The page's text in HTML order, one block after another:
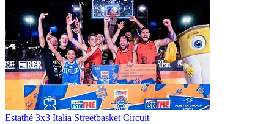
Estathé 3x3 Italia Streetbasket Circuit